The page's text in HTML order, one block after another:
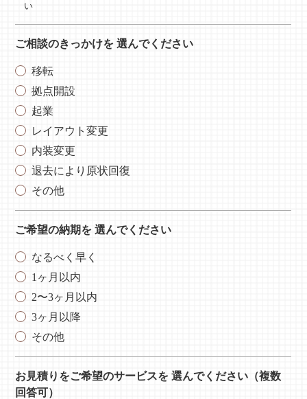
い
ご相談のきっかけを 選んでください
移転
拠点開設
起業
レイアウト変更
内装変更
退去により原状回復
その他
ご希望の納期を 選んでください
なるべく早く
1ヶ月以内
2〜3ヶ月以内
3ヶ月以降
その他
お見積りをご希望のサービスを 選んでください（複数
回答可）